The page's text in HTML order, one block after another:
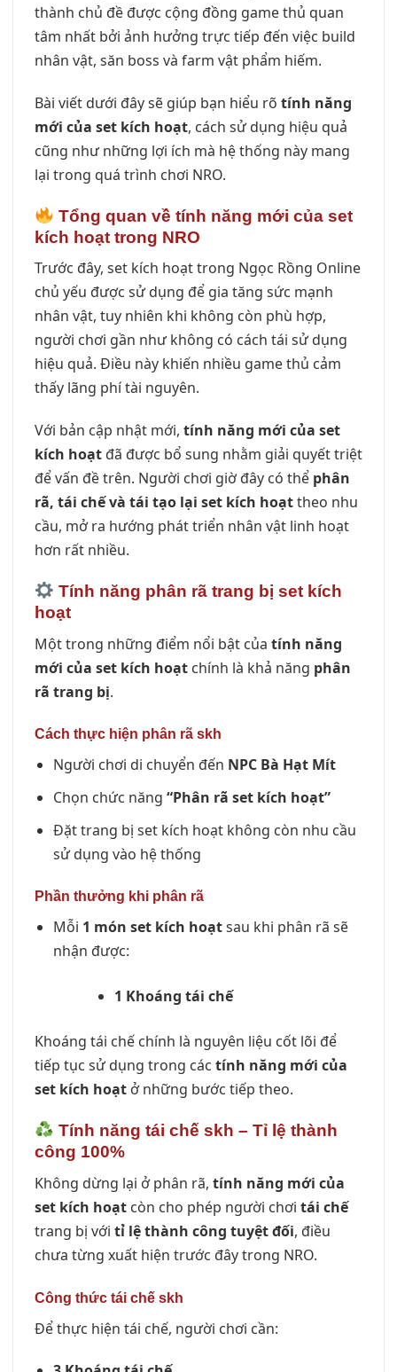
thành chủ đề được cộng đồng game thủ quan
tâm nhất bởi ảnh hưởng trực tiếp đến việc build
nhân vật, săn boss và farm vật phẩm hiếm.
Bài viết dưới đây sẽ giúp bạn hiểu rõ tính năng
mới của set kích hoạt, cách sử dụng hiệu quả
cũng như những lợi ích mà hệ thống này mang
lại trong quá trình chơi NRO.
Tổng quan về tính năng mới của set
kích hoạt trong NRO
Trước đây, set kích hoạt trong Ngọc Rồng Online
chủ yếu được sử dụng để gia tăng sức mạnh
nhân vật, tuy nhiên khi không còn phù hợp,
người chơi gần như không có cách tái sử dụng
hiệu quả. Điều này khiến nhiều game thủ cảm
thấy lãng phí tài nguyên.
Với bản cập nhật mới, tính năng mới của set
kích hoạt đã được bổ sung nhằm giải quyết triệt
để vấn đề trên. Người chơi giờ đây có thể phân
rã, tái chế và tái tạo lại set kích hoạttheo nhu
cầu, mở ra hướng phát triển nhân vật linh hoạt
hơn rất nhiều.
Tính năng phân rã trang bị set kích
hoạt
Một trong những điểm nổi bật của tính năng
mới của set kích hoạt chính là khả năng phân
rã trang bị.
Cách thực hiện phân rã skh
Người chơi di chuyển đến NPC Bà Hạt Mít
Chọn chức năng “Phân rã set kích hoạt”
Đặt trang bị set kích hoạt không còn nhu cầu
sử dụng vào hệ thống
Phần thưởng khi phân rã
Mỗi 1 món set kích hoạtsau khi phân rã sẽ
nhận được:
1 Khoáng tái chế
Khoáng tái chế chính là nguyên liệu cốt lõi để
tiếp tục sử dụng trong các tính năng mới của
set kích hoạt ở những bước tiếp theo.
Tính năng tái chế skh – Tỉ lệ thành
công 100%
Không dừng lại ở phân rã, tính năng mới của
set kích hoạt còn cho phép người chơi tái chế
trang bị với tỉ lệ thành công tuyệt đối, điều
chưa từng xuất hiện trước đây trong NRO.
Công thức tái chế skh
Để thực hiện tái chế, người chơi cần: